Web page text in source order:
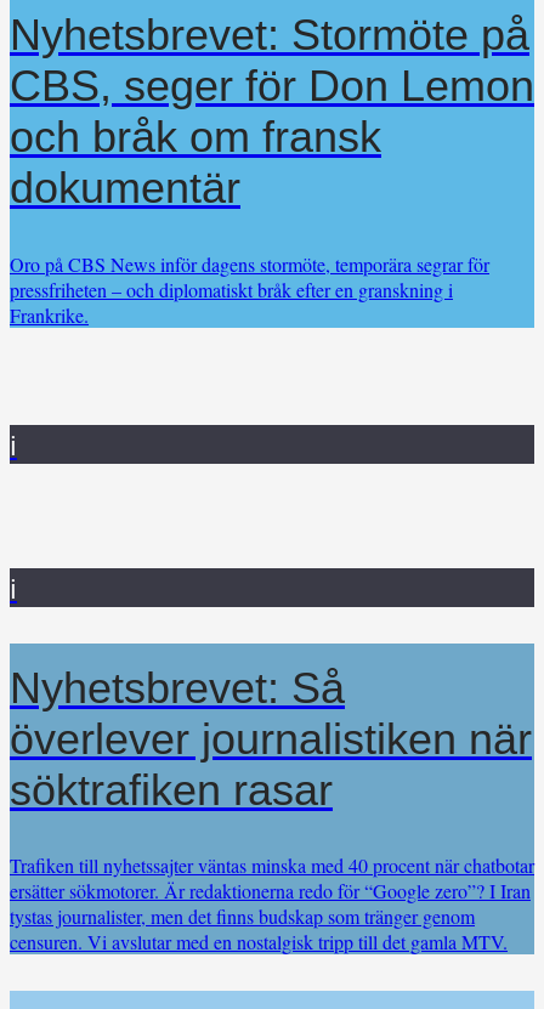
Nyhetsbrevet: Stormöte på
CBS, seger för Don Lemon
och bråk om fransk
dokumentär
Oro på CBS News inför dagens stormöte, temporära segrar för
pressfriheten – och diplomatiskt bråk efter en granskning i
Frankrike.
i
i
Nyhetsbrevet: Så
överlever journalistiken när
söktrafiken rasar
Trafiken till nyhetssajter väntas minska med 40 procent när chatbotar
ersätter sökmotorer. Är redaktionerna redo för “Google zero”? I Iran
tystas journalister, men det finns budskap som tränger genom
censuren. Vi avslutar med en nostalgisk tripp till det gamla MTV.